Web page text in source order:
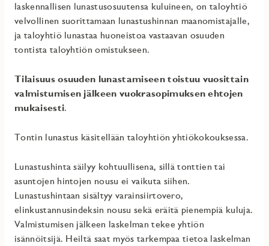
laskennallisen lunastusosuutensa kuluineen, on taloyhtiö
velvollinen suorittamaan lunastushinnan maanomistajalle,
ja taloyhtiö lunastaa huoneistoa vastaavan osuuden
tontista taloyhtiön omistukseen.
Tilaisuus osuuden lunastamiseen toistuu vuosittain
valmistumisen jälkeen vuokrasopimuksen ehtojen
mukaisesti.
Tontin lunastus käsitellään taloyhtiön yhtiökokouksessa.
Lunastushinta säilyy kohtuullisena, sillä tonttien tai
asuntojen hintojen nousu ei vaikuta siihen.
Lunastushintaan sisältyy varainsiirtovero,
elinkustannusindeksin nousu sekä eräitä pienempiä kuluja.
Valmistumisen jälkeen laskelman tekee yhtiön
isännöitsijä. Heiltä saat myös tarkempaa tietoa laskelman